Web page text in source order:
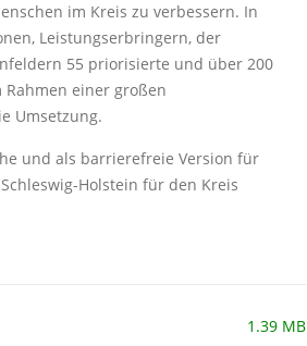
im Kreis zu verbessern. In
Leistungserbringern, der
55 priorisierte und über 200
einer großen
Umsetzung.
und als barrierefreie Version für
Holstein für den Kreis
1.39 MB